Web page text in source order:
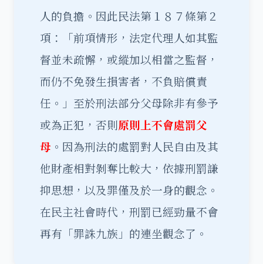
人的負擔。因此民法第１８７條第２
項：「前項情形，法定代理人如其監
督並未疏懈，或縱加以相當之監督，
而仍不免發生損害者，不負賠償責
任。」至於刑法部分父母除非有參予
或為正犯，否則原則上不會處罰父
母 。因為刑法的處罰對人民自由及其
他財產相對剝奪比較大，依據刑罰謙
抑思想，以及罪僅及於一身的觀念。
在民主社會時代，刑罰已經勁量不會
再有「罪誅九族」的連坐觀念了。